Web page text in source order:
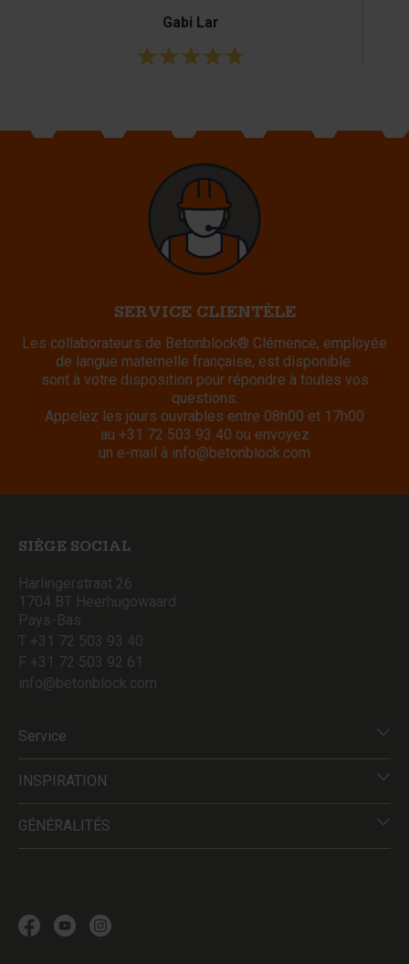
Gabi Lar
SERVICE CLIENTÈLE
Les collaborateurs de Betonblock® Clémence, employée
de langue maternelle française, est disponible.
sont à votre disposition pour répondre à toutes vos
questions.
Appelez les jours ouvrables entre 08h00 et 17h00
au +31 72 503 93 40 ou envoyez
un e-mail à info@betonblock.com
SIÈGE SOCIAL
Harlingerstraat 26
1704 BT Heerhugowaard
Pays-Bas
T +31 72 503 93 40
F +31 72 503 92 61
info@betonblock.com
Service
INSPIRATION
GÉNÉRALITÉS